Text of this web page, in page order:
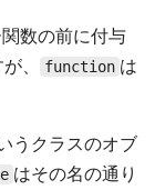
数の前に付与
、 function は
うクラスのオブ
はその名の通り